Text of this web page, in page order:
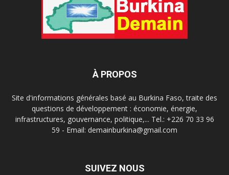
À PROPOS
Site d'informations générales basé au Burkina Faso, traite des
questions de développement : économie, énergie,
infrastructures, gouvernance, politique,... Tel.: +226 70 33 96
59 - Email: demainburkina@gmail.com
SUIVEZ NOUS